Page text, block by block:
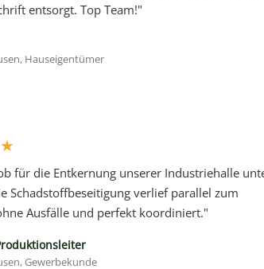
entsorgt. Top Team!"
Hauseigentümer
für die Entkernung unserer Industriehalle
Schadstoffbeseitigung verlief parallel zum
Ausfälle und perfekt koordiniert."
Gewerbekunde